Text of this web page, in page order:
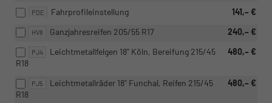
PDE 141,– €
Fahrprofileinstellung
HV8 240,– €
Ganzjahresreifen 205/55 R17
PJ4 480,– €
Leichtmetallfelgen 18" Köln, Bereifung 215/45
R18
PJ5 480,– €
Leichtmetallräder 18" Funchal, Reifen 215/45
R18